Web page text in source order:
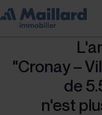
"Cronay –
de
n'est